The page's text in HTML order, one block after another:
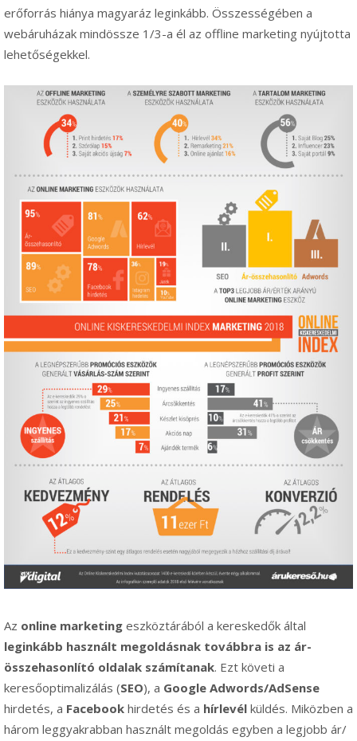
erőforrás hiánya magyaráz leginkább. Összességében a
webáruházak mindössze 1/3-a él az offline marketing nyújtotta
lehetőségekkel.
Az online marketing eszköztárából a kereskedők által
leginkább használt megoldásnak továbbra is az ár-
összehasonlító oldalak számítanak. Ezt követi a
keresőoptimalizálás (SEO), a Google Adwords/AdSense
hirdetés, a Facebook hirdetés és a hírlevél küldés. Miközben a
három leggyakrabban használt megoldás egyben a legjobb ár/